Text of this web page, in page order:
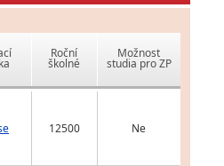
Roční
školné
Možnost
studia pro ZP
12500 Ne